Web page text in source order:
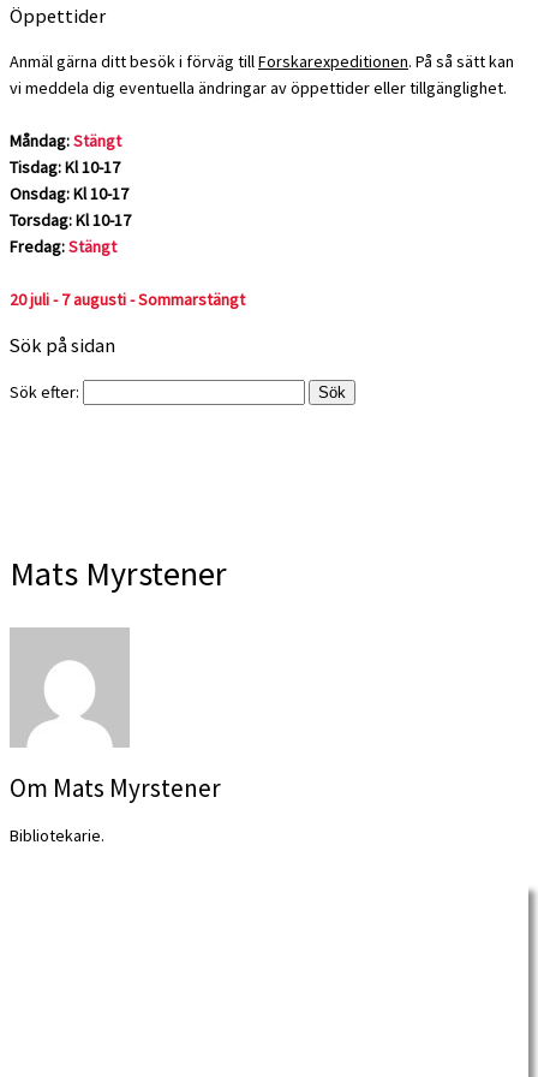
Öppettider
Anmäl gärna ditt besök i förväg tillForskarexpeditionen. På så sätt kan
vi meddela dig eventuella ändringar av öppettider eller tillgänglighet.
Måndag:Stängt
Tisdag: Kl 10-17
Onsdag: Kl 10-17
Torsdag: Kl 10-17
Fredag:Stängt
20 juli - 7 augusti - Sommarstängt
Sök på sidan
Sök efter:
Mats Myrstener
Om Mats Myrstener
Bibliotekarie.